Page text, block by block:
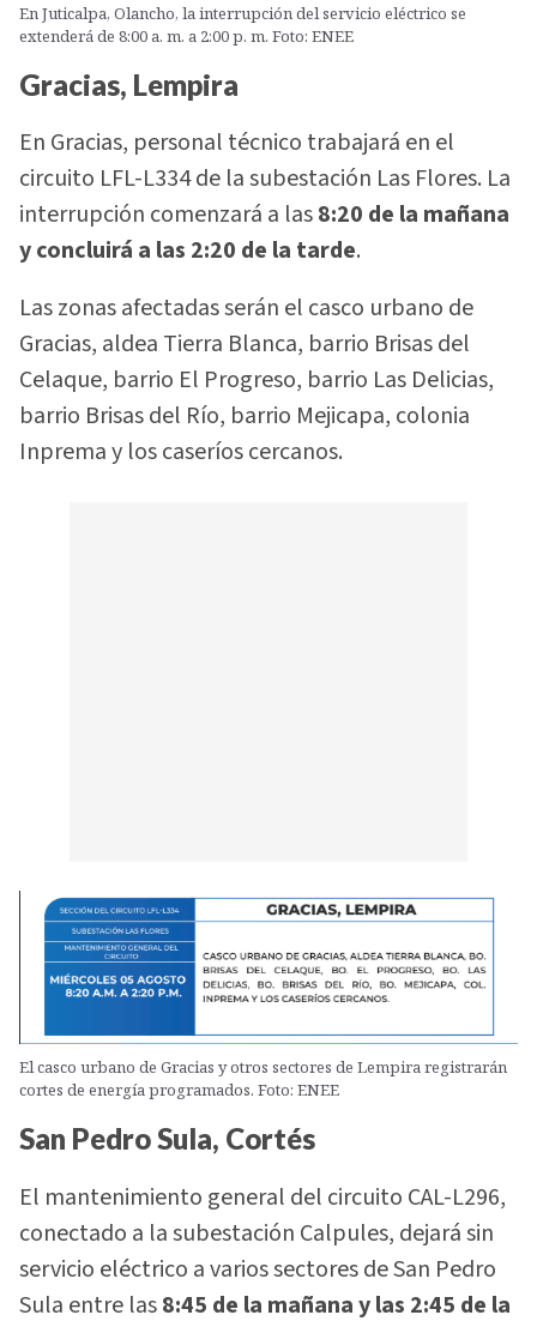
En Juticalpa, Olancho, la interrupción del servicio eléctrico se
extenderá de 8:00 a. m. a 2:00 p. m. Foto: ENEE
Gracias, Lempira
En Gracias, personal técnico trabajará en el
circuito LFL-L334 de la subestación Las Flores. La
interrupción comenzará a las8:20 de la mañana
y concluirá a las 2:20 de la tarde.
Las zonas afectadas serán el casco urbano de
Gracias, aldea Tierra Blanca, barrio Brisas del
Celaque, barrio El Progreso, barrio Las Delicias,
barrio Brisas del Río, barrio Mejicapa, colonia
Inprema y los caseríos cercanos.
El casco urbano de Gracias y otros sectores de Lempira registrarán
cortes de energía programados. Foto: ENEE
San Pedro Sula, Cortés
El mantenimiento general del circuito CAL-L296,
conectado a la subestación Calpules, dejará sin
servicio eléctrico a varios sectores de San Pedro
Sula entre las8:45 de la mañana y las 2:45 de la